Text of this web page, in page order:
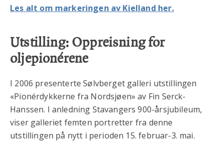
Les alt om markeringen av Kielland her.
Utstilling: Oppreisning for
oljepionérene
I 2006 presenterte Sølvberget galleri utstillingen
«Pionérdykkerne fra Nordsjøen» av Fin Serck-
Hanssen. I anledning Stavangers 900-årsjubileum,
viser galleriet femten portretter fra denne
utstillingen på nytt i perioden 15. februar-3. mai.